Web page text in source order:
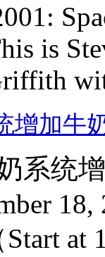
is
增加牛
系统
Start